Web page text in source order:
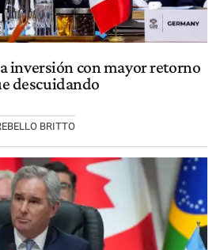
inversión con mayor retorno
descuidando
BRITTO